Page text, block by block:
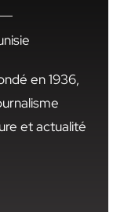
en 1936,
et actualité